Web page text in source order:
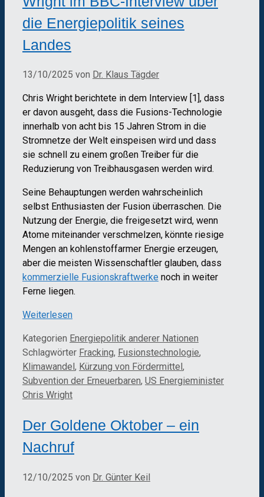
die Energiepolitik seines
Landes
13/10/2025 von Dr. Klaus Tägder
Chris Wright berichtete in dem Interview [1], dass
er davon ausgeht, dass die Fusions-Technologie
innerhalb von acht bis 15 Jahren Strom in die
Stromnetze der Welt einspeisen wird und dass
sie schnell zu einem großen Treiber für die
Reduzierung von Treibhausgasen werden wird.
Seine Behauptungen werden wahrscheinlich
selbst Enthusiasten der Fusion überraschen. Die
Nutzung der Energie, die freigesetzt wird, wenn
Atome miteinander verschmelzen, könnte riesige
Mengen an kohlenstoffarmer Energie erzeugen,
aber die meisten Wissenschaftler glauben, dass
kommerzielle Fusionskraftwerke noch in weiter
Ferne liegen.
Weiterlesen
Kategorien Energiepolitik anderer Nationen
Schlagwörter Fracking, Fusionstechnologie,
Klimawandel , Kürzung von Fördermittel ,
Subvention der Erneuerbaren, US Energieminister
Chris Wright
Der Goldene Oktober – ein
Nachruf
12/10/2025 von Dr. Günter Keil